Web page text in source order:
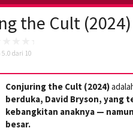
the Cult (2024)
5.0 dari 10
Conjuring the Cult (2024)
berduka, David Bryson, yang
kebangkitan anaknya —
besar.